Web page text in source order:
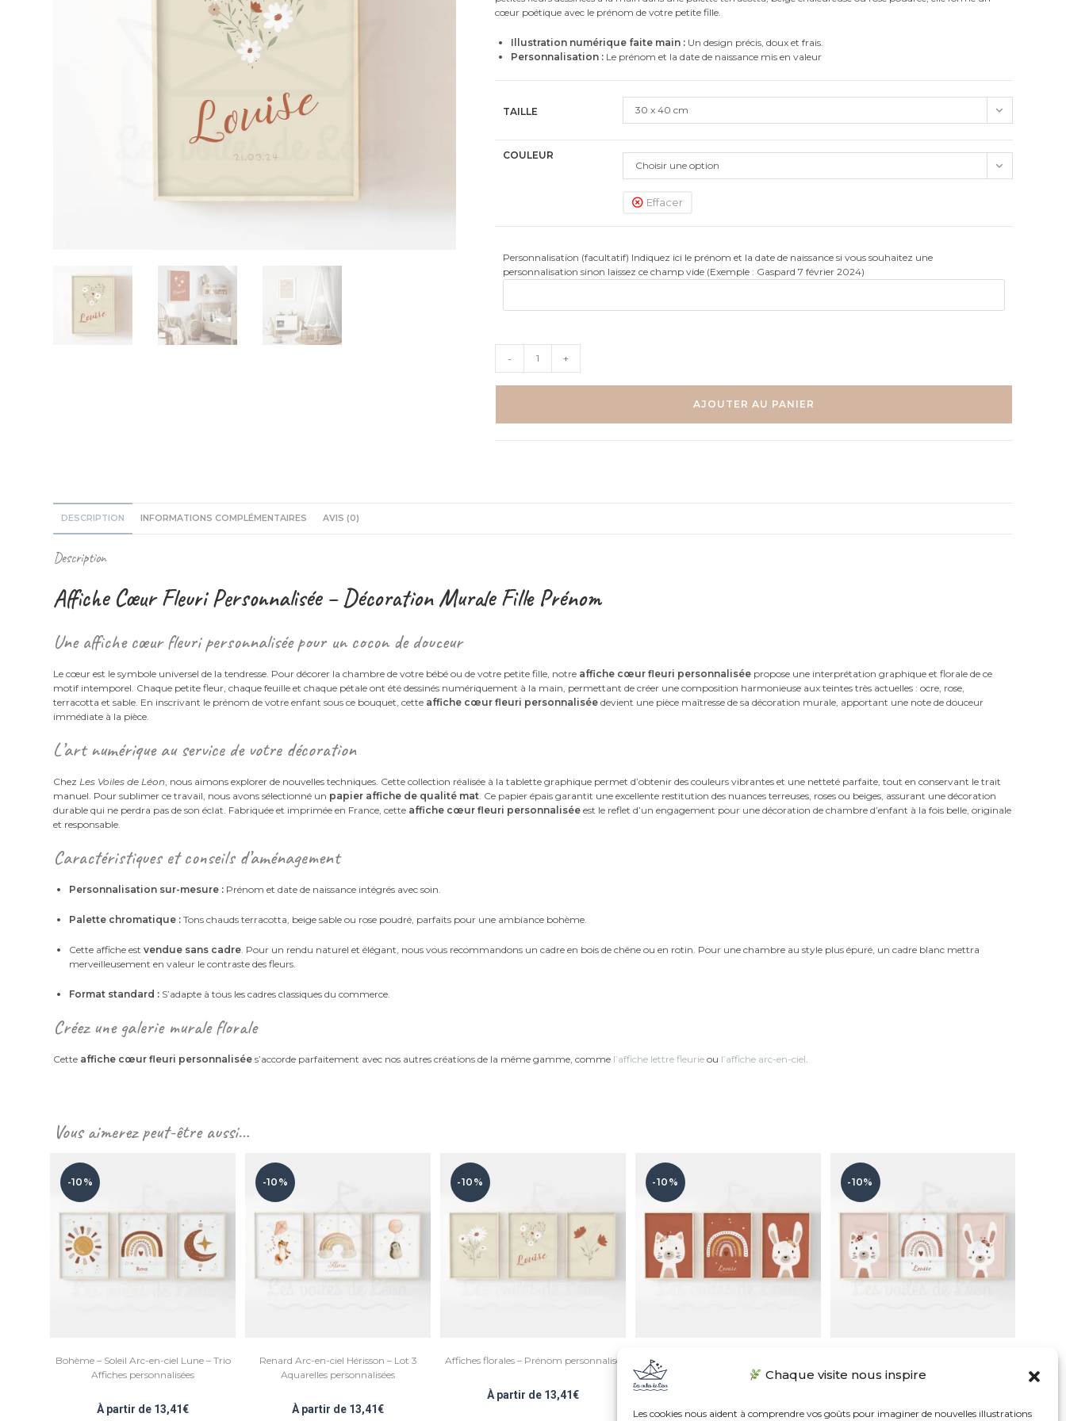
Chaque visite nous inspire
Les cookies nous aident à comprendre vos goûts pour imaginer de nouvelles illustrations
cœur poétique avec le prénom de votre petite fille.
Illustration numérique faite main :Un design précis, doux et frais.
Personnalisation :Le prénom et la date de naissance mis en valeur
TAILLE 30 x 40 cm
COULEUR
Choisir une option
Effacer
Personnalisation (facultatif) Indiquez ici le prénom et la date de naissance si vous souhaitez une
personnalisation sinon laissez ce champ vide (Exemple : Gaspard 7 février 2024)
Affiche
- +
AJOUTER AU PANIER
DESCRIPTION INFORMATIONS COMPLÉMENTAIRES AVIS (0)
Description
Affiche Cœur Fleuri Personnalisée – Décoration Murale Fille Prénom
Une affiche cœur fleuri personnalisée pour un cocon de douceur
Le cœur est le symbole universel de la tendresse. Pour décorer la chambre de votre bébé ou de votre petite fille, notre affiche cœur fleuri personnalisée propose une interprétation graphique et florale de ce
motif intemporel. Chaque petite fleur, chaque feuille et chaque pétale ont été dessinés numériquement à la main, permettant de créer une composition harmonieuse aux teintes très actuelles : ocre, rose,
terracotta et sable. En inscrivant le prénom de votre enfant sous ce bouquet, cette affiche cœur fleuri personnalisée devient une pièce maîtresse de sa décoration murale, apportant une note de douceur
immédiate à la pièce.
L’art numérique au service de votre décoration
Chez Les Voiles de Léon , nous aimons explorer de nouvelles techniques. Cette collection réalisée à la tablette graphique permet d’obtenir des couleurs vibrantes et une netteté parfaite, tout en conservant le trait
manuel. Pour sublimer ce travail, nous avons sélectionné un papier affiche de qualité mat . Ce papier épais garantit une excellente restitution des nuances terreuses, roses ou beiges, assurant une décoration
durable qui ne perdra pas de son éclat. Fabriquée et imprimée en France, cette affiche cœur fleuri personnalisée est le reflet d’un engagement pour une décoration de chambre d’enfant à la fois belle, originale
et responsable.
Caractéristiques et conseils d’aménagement
Personnalisation sur-mesure : Prénom et date de naissance intégrés avec soin.
Palette chromatique : Tons chauds terracotta, beige sable ou rose poudré, parfaits pour une ambiance bohème.
Cette affiche estvendue sans cadre . Pour un rendu naturel et élégant, nous vous recommandons un cadre en bois de chêne ou en rotin. Pour une chambre au style plus épuré, un cadre blanc mettra
merveilleusement en valeur le contraste des fleurs.
Format standard : S’adapte à tous les cadres classiques du commerce.
Créez une galerie murale florale
Cette affiche cœur fleuri personnalisée s’accorde parfaitement avec nos autres créations de la même gamme, comme l’affiche lettre fleurie ou l’affiche arc-en-ciel
Vous aimerez peut-être aussi…
-10%
Bohème – Soleil Arc-en-ciel Lune – Trio
Affiches personnalisées
À partir de 13,41€
-10%
Renard Arc-en-ciel Hérisson – Lot 3
Aquarelles personnalisées
À partir de 13,41€
-10%
Affiches florales – Prénom personnalisé
À partir de 13,41€
-10%
Affiches bohème terracotta – Chat Arc
en ciel Lapin
À partir de 13,41
-10%
ciel Lapin
À partir de €